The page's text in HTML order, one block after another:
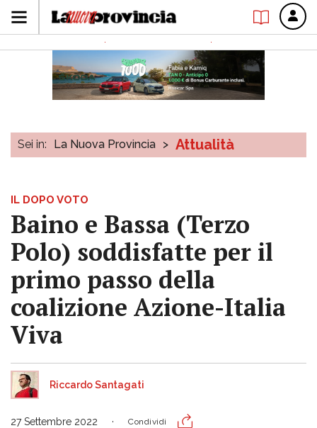
Sei in: La Nuova Provincia > Attualità
IL DOPO VOTO
Baino e Bassa (Terzo
Polo) soddisfatte per il
primo passo della
coalizione Azione-Italia
Viva
Riccardo Santagati
27 Settembre 2022 Condividi